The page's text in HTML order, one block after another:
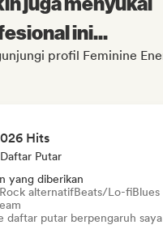
ini...
profil Feminine
Hits
Putar
yang diberikan
Rock alternatifBeats/Lo-fiBlues
daftar putar berpengaruh saya